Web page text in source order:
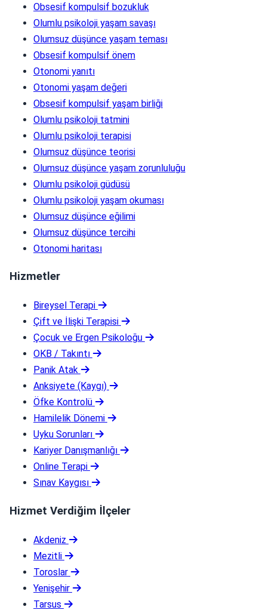
Obsesif kompulsif bozukluk
Olumlu psikoloji yaşam savaşı
Olumsuz düşünce yaşam teması
Obsesif kompulsif önem
Otonomi yanıtı
Otonomi yaşam değeri
Obsesif kompulsif yaşam birliği
Olumlu psikoloji tatmini
Olumlu psikoloji terapisi
Olumsuz düşünce teorisi
Olumsuz düşünce yaşam zorunluluğu
Olumlu psikoloji güdüsü
Olumlu psikoloji yaşam okuması
Olumsuz düşünce eğilimi
Olumsuz düşünce tercihi
Otonomi haritası
Hizmetler
Bireysel Terapi
Çift ve İlişki Terapisi
Çocuk ve Ergen Psikoloğu
OKB / Takıntı
Panik Atak
Anksiyete (Kaygı)
Öfke Kontrolü
Hamilelik Dönemi
Uyku Sorunları
Kariyer Danışmanlığı
Online Terapi
Sınav Kaygısı
Hizmet Verdiğim İlçeler
Akdeniz
Mezitli
Toroslar
Yenişehir
Tarsus